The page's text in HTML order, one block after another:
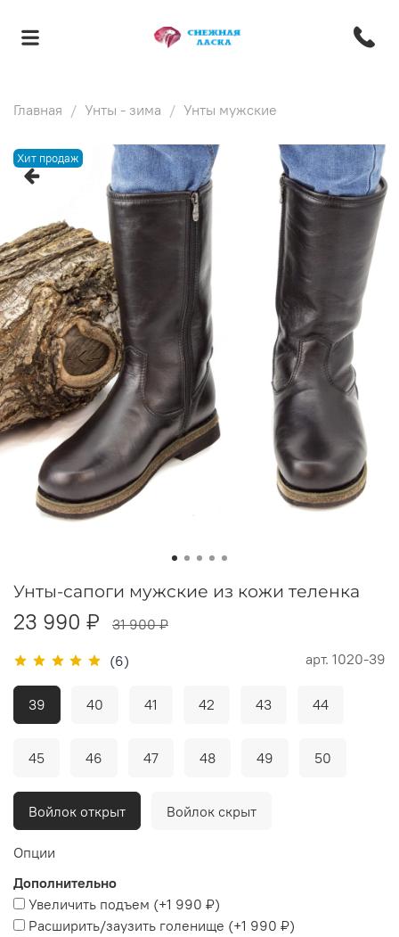
Главная Унты - зима Унты мужские
Хит продаж
(6) арт. 1020-39
Унты-сапоги мужские из кожи теленка
23 990 ₽ 31 900 ₽
39 40 41 42 43 44
45 46 47 48 49 50
Войлок открыт Войлок скрыт
Опции
Дополнительно
Увеличить подъем (+1 990 ₽)
Расширить/заузить голенище (+1 990 ₽)